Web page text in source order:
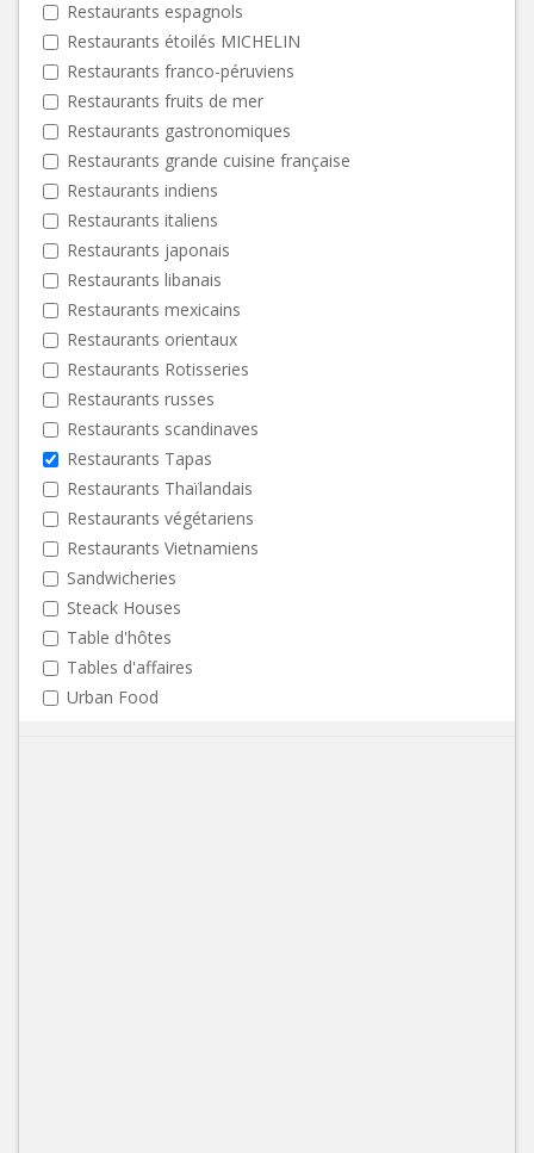
Restaurants espagnols
Restaurants étoilés MICHELIN
Restaurants franco-péruviens
Restaurants fruits de mer
Restaurants gastronomiques
Restaurants grande cuisine française
Restaurants indiens
Restaurants italiens
Restaurants japonais
Restaurants libanais
Restaurants mexicains
Restaurants orientaux
Restaurants Rotisseries
Restaurants russes
Restaurants scandinaves
Restaurants Tapas
Restaurants Thaïlandais
Restaurants végétariens
Restaurants Vietnamiens
Sandwicheries
Steack Houses
Table d'hôtes
Tables d'affaires
Urban Food